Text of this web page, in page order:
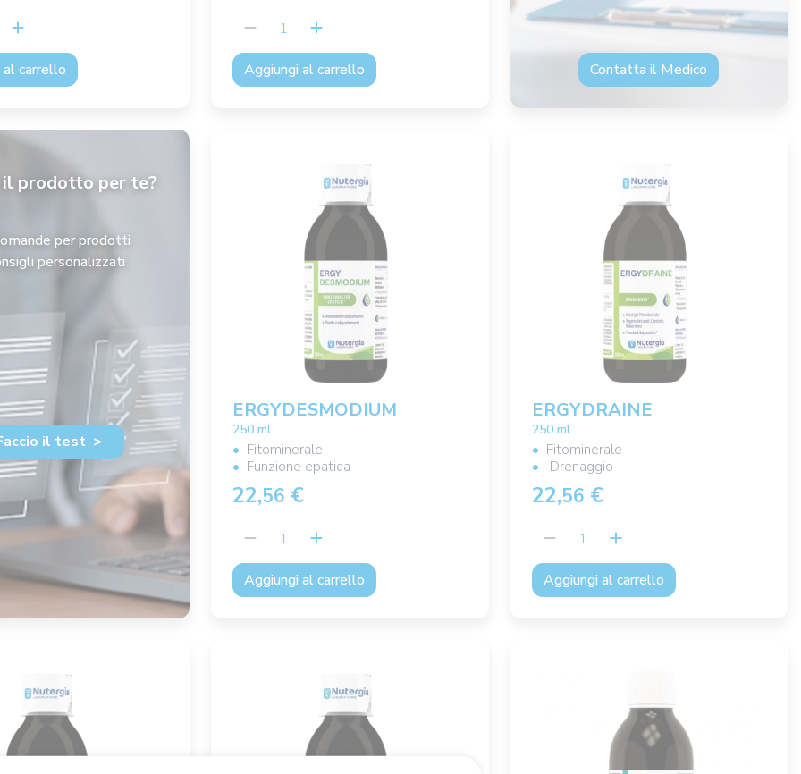
carrello Aggiungi al carrello Contatta il Medico
il prodotto per te?
per prodotti
personalizzati
il test >
ERGYDESMODIUM
250 ml
Fitominerale
Funzione epatica
22,56 €
Aggiungi al carrello
ERGYDRAINE
250 ml
Fitominerale
Drenaggio
22,56 €
Aggiungi al carrello